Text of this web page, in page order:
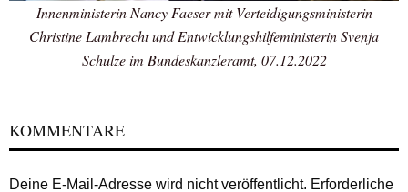
Innenministerin Nancy Faeser mit Verteidigungsministerin
Christine Lambrecht und Entwicklungshilfeministerin Svenja
Schulze im Bundeskanzleramt, 07.12.2022
KOMMENTARE
Deine E-Mail-Adresse wird nicht veröffentlicht. Erforderliche